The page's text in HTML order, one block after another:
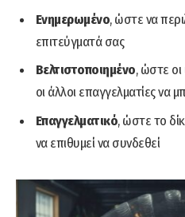
Ενημερωμένο, ώστε να
επιτεύγματά σας
Βελτιστοποιημένο, ώστε
οι άλλοι επαγγελματίες να
Επαγγελματικό, ώστε το
να επιθυμεί να συνδεθεί